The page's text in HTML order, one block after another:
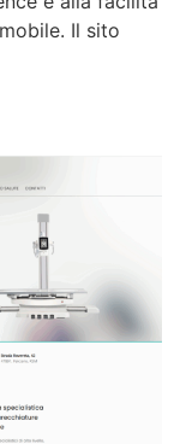
Il sito